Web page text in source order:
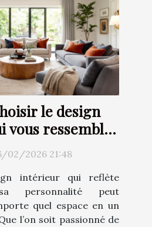
le design
ressemble
02/2026 21:48
intérieur qui reflète
personnalité peut
quel espace en un
l’on soit passionné de